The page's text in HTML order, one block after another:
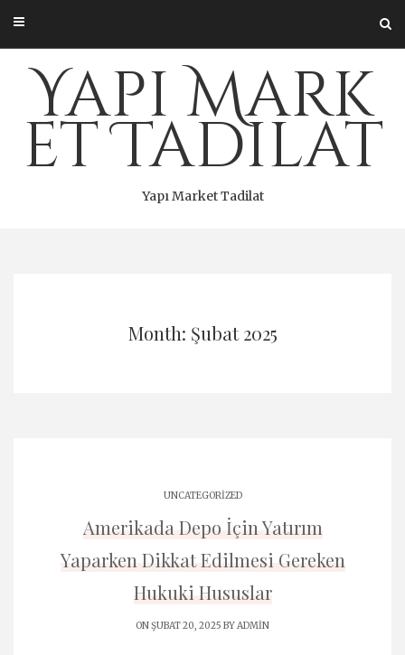
content
Yapı Mark
et Tadilat
Yapı Market Tadilat
Month: Şubat 2025
UNCATEGORIZED
Amerikada Depo İçin Yatırım
Yaparken Dikkat Edilmesi Gereken
Hukuki Hususlar
ON ŞUBAT 20, 2025 BYADMIN